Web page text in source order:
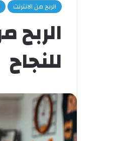
الربح من الانترنت
للنجاح